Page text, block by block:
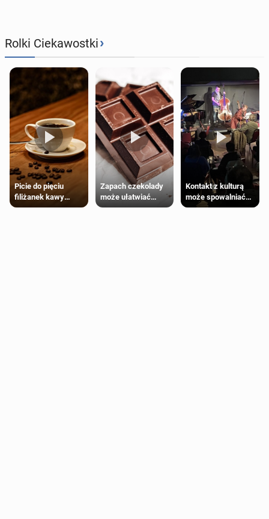
Rolki Ciekawostki›
Picie do pięciu
filiżanek kawy
dziennie jest
Zapach czekolady
może ułatwiać
trening siłowy
Kontakt z kulturą
może spowalniać
starzenie